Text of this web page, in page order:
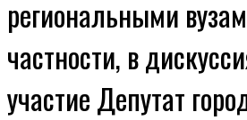
региональными
частности, в
участие Депутат